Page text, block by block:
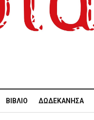
ΒΙΒΛΊΟ ΔΩΔΕΚΆΝΗΣΑ